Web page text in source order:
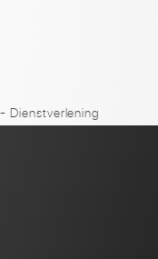
-Dienstverlening